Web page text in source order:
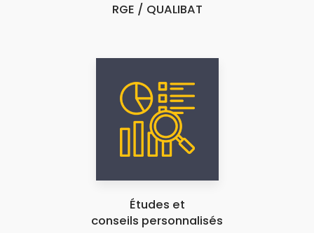
RGE / QUALIBAT
Études et
conseils personnalisés